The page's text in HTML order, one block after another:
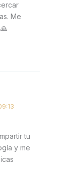
Me
tu
y me